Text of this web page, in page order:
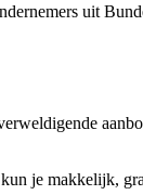
uit
je makkelijk,